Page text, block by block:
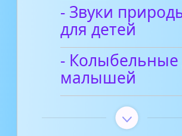
- Звуки
для детей
- Колыбельные
малышей